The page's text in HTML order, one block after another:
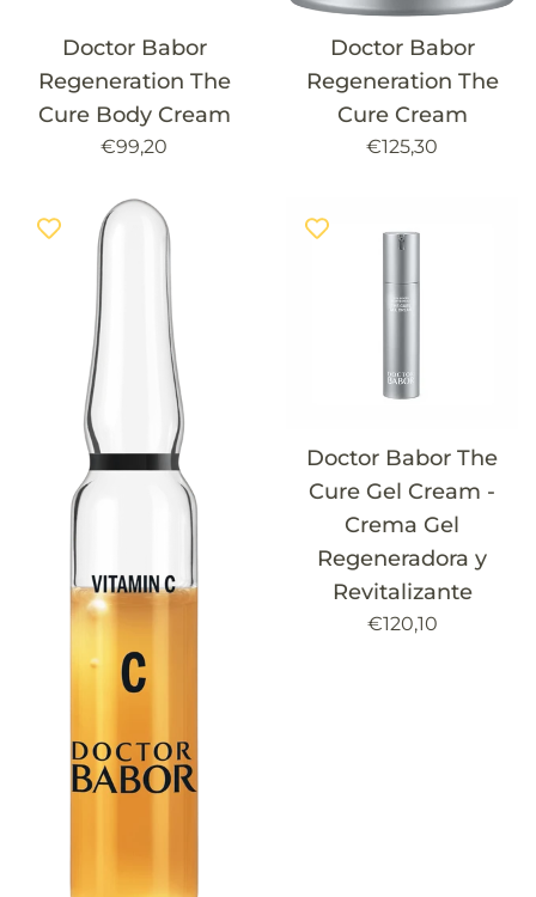
Doctor Babor
Regeneration The
Cure Body Cream
Precio
€99,20
Doctor Babor
Regeneration The
Cure Cream
Precio
€125,30
Doctor Babor The
Cure Gel Cream -
Crema Gel
Regeneradora y
Revitalizante
Precio
€120,10